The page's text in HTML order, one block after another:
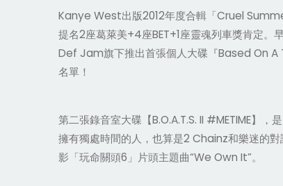
Kanye West出版2012年度合輯「Cruel
提名2座葛萊美+4座BET+1座靈魂列車獎肯定
Def Jam旗下推出首張個人大碟『Based On A
名單！
第二張錄音室大碟【B.O.A.T.S. II #METIME】
擁有獨處時間的人，也算是2 Chainz和樂迷的
影「玩命關頭6」片頭主題曲“We Own It”。